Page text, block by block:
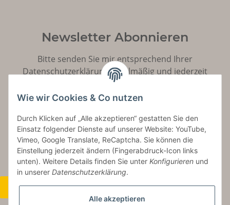
Newsletter Abonnieren
Bitte senden Sie mir entsprechend Ihrer
Datenschutzerklärungregelmäßig und jederzeit
widerruflich Informationen zu Ihrem Produktsortiment
per E-Mail zu.
Abonnieren
Widerrufsbutton
Wie wir Cookies & Co nutzen
Durch Klicken auf „Alle akzeptieren“ gestatten Sie den
Einsatz folgender Dienste auf unserer Website: YouTube,
Vimeo, Google Translate, ReCaptcha. Sie können die
Einstellung jederzeit ändern (Fingerabdruck-Icon links
unten). Weitere Details finden Sie unter Konfigurieren und
in unserer Datenschutzerklärung.
Alle akzeptieren